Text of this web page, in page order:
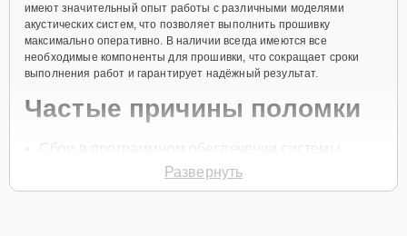
имеют значительный опыт работы с различными моделями
акустических систем, что позволяет выполнить прошивку
максимально оперативно. В наличии всегда имеются все
необходимые компоненты для прошивки, что сокращает сроки
выполнения работ и гарантирует надёжный результат.
Частые причины поломки
Сбои в программном обеспечении системы.
Ошибки при обновлении прошивки.
Развернуть